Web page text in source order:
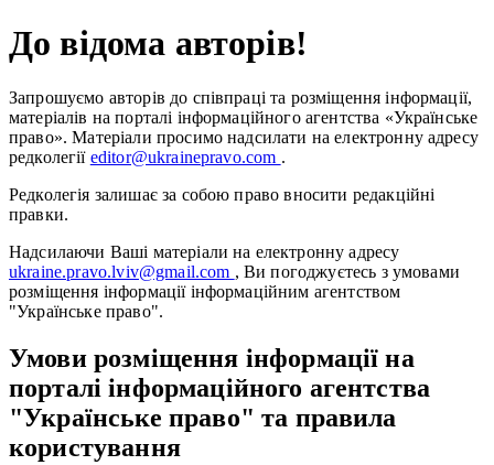
До відома авторів!
Запрошуємо авторів до співпраці та розміщення інформації,
матеріалів на порталі інформаційного агентства «Українське
право». Матеріали просимо надсилати на електронну адресу
редколегії editor@ukrainepravo.com .
Редколегія залишає за собою право вносити редакційні
правки.
Надсилаючи Ваші матеріали на електронну адресу
ukraine.pravo.lviv@gmail.com , Ви погоджуєтесь з умовами
розміщення інформації інформаційним агентством
"Українське право".
Умови розміщення інформації на
порталі інформаційного агентства
"Українське право" та правила
користування